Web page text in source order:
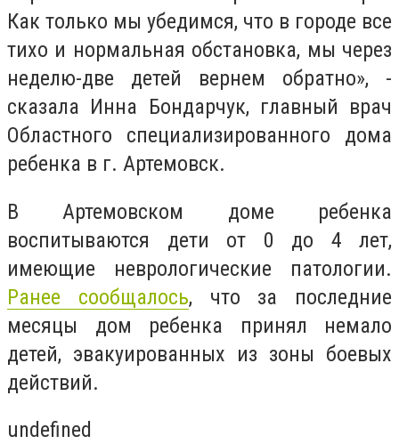
Как только мы убедимся, что в городе все
тихо и нормальная обстановка, мы через
неделю-две детей вернем обратно», -
сказала Инна Бондарчук, главный врач
Областного специализированного дома
ребенка в г. Артемовск.
В Артемовском доме ребенка
воспитываются дети от 0 до 4 лет,
имеющие неврологические патологии.
Ранее сообщалось, что за последние
месяцы дом ребенка принял немало
детей, эвакуированных из зоны боевых
действий.
undefined